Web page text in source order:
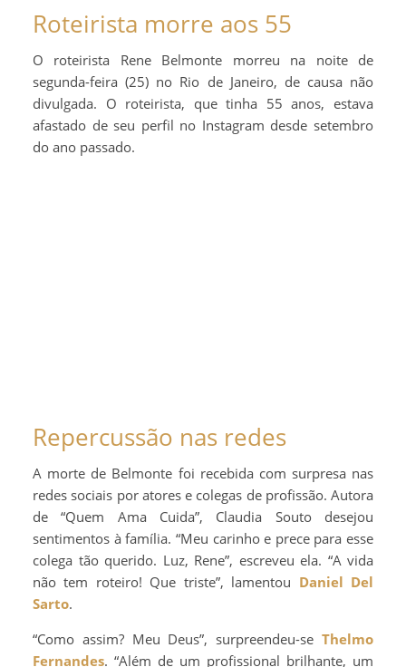
Roteirista morre aos 55
O roteirista Rene Belmonte morreu na noite de
segunda-feira (25) no Rio de Janeiro, de causa não
divulgada. O roteirista, que tinha 55 anos, estava
afastado de seu perfil no Instagram desde setembro
do ano passado.
Repercussão nas redes
A morte de Belmonte foi recebida com surpresa nas
redes sociais por atores e colegas de profissão. Autora
de “Quem Ama Cuida”, Claudia Souto desejou
sentimentos à família. “Meu carinho e prece para esse
colega tão querido. Luz, Rene”, escreveu ela. “A vida
não tem roteiro! Que triste”, lamentou Daniel Del
Sarto.
“Como assim? Meu Deus”, surpreendeu-se Thelmo
Fernandes. “Além de um profissional brilhante, um